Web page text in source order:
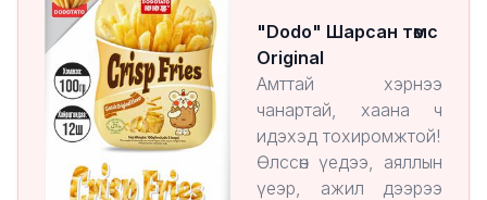
"Dodo" Шарсан төмс
Original
Амттай хэрнээ
чанартай, хаана ч
идэхэд тохиромжтой!
Өлссөн үедээ, аяллын
үеэр, ажил дээрээ